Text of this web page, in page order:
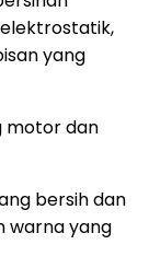
yang
motor dan
bersih dan
warna yang